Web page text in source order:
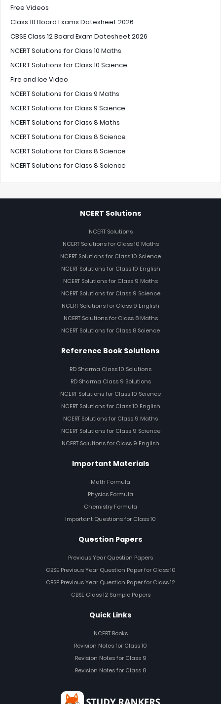
Free Videos
Class 10 Board Exams Datesheet 2026
CBSE Class 12 Board Exam Datesheet 2026
NCERT Solutions for Class 10 Maths
NCERT Solutions for Class 10 Science
Fire and Ice Video
NCERT Solutions for Class 9 Maths
NCERT Solutions for Class 9 Science
NCERT Solutions for Class 8 Maths
NCERT Solutions for Class 8 Science
NCERT Solutions for Class 8 Science
NCERT Solutions for Class 8 Science
NCERT Solutions
NCERT Solutions
NCERT Solutions for Class 10 Maths
NCERT Solutions for Class 10 Science
NCERT Solutions for Class 10 English
NCERT Solutions for Class 9 Maths
NCERT Solutions for Class 9 Science
NCERT Solutions for Class 9 English
NCERT Solutions for Class 8 Maths
NCERT Solutions for Class 8 Science
Reference Book Solutions
RD Sharma Class 10 Solutions
RD Sharma Class 9 Solutions
NCERT Solutions for Class 10 Science
NCERT Solutions for Class 10 English
NCERT Solutions for Class 9 Maths
NCERT Solutions for Class 9 Science
NCERT Solutions for Class 9 English
Important Materials
Math Formula
Physics Formula
Chemistry Formula
Important Questions for Class 10
Question Papers
Previous Year Question Papers
CBSE Previous Year Question Paper for Class 10
CBSE Previous Year Question Paper for Class 12
CBSE Class 12 Sample Papers
Quick Links
NCERT Books
Revision Notes for Class 10
Revision Notes for Class 9
Revision Notes for Class 8